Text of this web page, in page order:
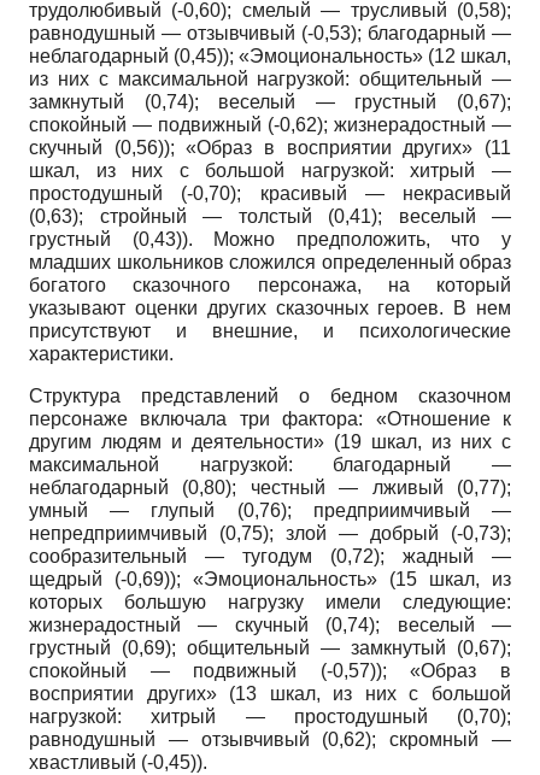
трудолюбивый (-0,60); смелый — трусливый (0,58);
равнодушный — отзывчивый (-0,53); благодарный —
неблагодарный (0,45)); «Эмоциональность» (12 шкал,
из них с максимальной нагрузкой: общительный —
замкнутый (0,74); веселый — грустный (0,67);
спокойный — подвижный (-0,62); жизнерадостный —
скучный (0,56)); «Образ в восприятии других» (11
шкал, из них с большой нагрузкой: хитрый —
простодушный (-0,70); красивый — некрасивый
(0,63); стройный — толстый (0,41); веселый —
грустный (0,43)). Можно предположить, что у
младших школьников сложился определенный образ
богатого сказочного персонажа, на который
указывают оценки других сказочных героев. В нем
присутствуют и внешние, и психологические
характеристики.
Структура представлений о бедном сказочном
персонаже включала три фактора: «Отношение к
другим людям и деятельности» (19 шкал, из них с
максимальной нагрузкой: благодарный —
неблагодарный (0,80); честный — лживый (0,77);
умный — глупый (0,76); предприимчивый —
непредприимчивый (0,75); злой — добрый (-0,73);
сообразительный — тугодум (0,72); жадный —
щедрый (-0,69)); «Эмоциональность» (15 шкал, из
которых большую нагрузку имели следующие:
жизнерадостный — скучный (0,74); веселый —
грустный (0,69); общительный — замкнутый (0,67);
спокойный — подвижный (-0,57)); «Образ в
восприятии других» (13 шкал, из них с большой
нагрузкой: хитрый — простодушный (0,70);
равнодушный — отзывчивый (0,62); скромный —
хвастливый (-0,45)).